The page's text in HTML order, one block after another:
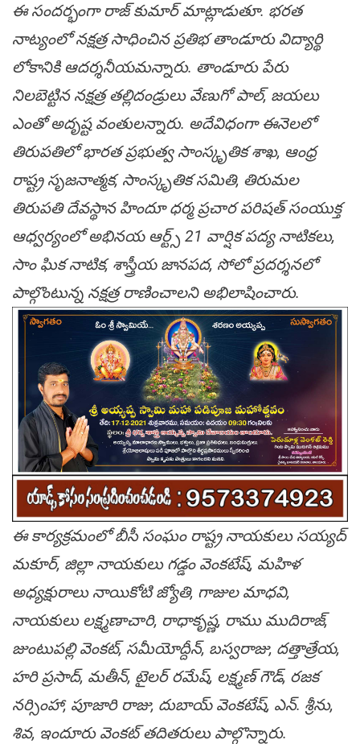
ఈ సందర్భంగా రాజ్ కుమార్ మాట్లాడుతూ. భరత
నాట్యంలో నక్షత్ర సాధించిన ప్రతిభ తాండూరు విద్యార్థి
లోకానికి ఆదర్శనీయమన్నారు. తాండూరు పేరు
నిలబెట్టిన నక్షత్ర తల్లిదండ్రులు వేణుగో పాల్, జయలు
ఎంతో అదృష్ట వంతులన్నారు. అదేవిధంగా ఈనెలలో
తిరుపతిలో భారత ప్రభుత్వ సాంస్కృతిక శాఖ, ఆంధ్ర
రాష్ట్ర సృజనాత్మక, సాంస్కృతిక సమితి, తిరుమల
తిరుపతి దేవస్థాన హిందూ ధర్మ ప్రచార పరిషత్ సంయుక్త
ఆధ్వర్యంలో అభినయ ఆర్ట్స్ 21 వార్షిక పద్య నాటికలు,
సాం ఘిక నాటిక, శాస్త్రీయ జానపద, సోలో ప్రదర్శనలో
పాల్గొంటున్న నక్షత్ర రాణించాలని అభిలాషించారు.
ఈ కార్యక్రమంలో బీసీ సంఘం రాష్ట్ర నాయకులు సయ్యద్
మకూర్, జిల్లా నాయకులు గడ్డం వెంకటేష్, మహిళ
అధ్యక్షురాలు నాయికోటి జ్యోతి, గాజుల మాధవి,
నాయకులు లక్ష్మణాచారి, రాధాకృష్ణ, రాము ముదిరాజ్,
జుంటుపల్లి వెంకట్, సమీయోద్దీన్, బస్వరాజు, దత్తాత్రేయ,
హరి ప్రసాద్, మతీన్, టైలర్ రమేష్, లక్ష్మణ్ గౌడ్, రజక
నర్సింహా, పూజారి రాజు, దుబాయ్ వెంకటేష్, ఎన్. శ్రీను,
శివ, ఇందూరు వెంకట్ తదితరులు పాల్గొన్నారు.